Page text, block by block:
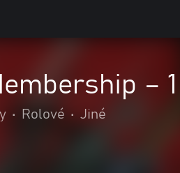
– 1
• Rolové • Jiné